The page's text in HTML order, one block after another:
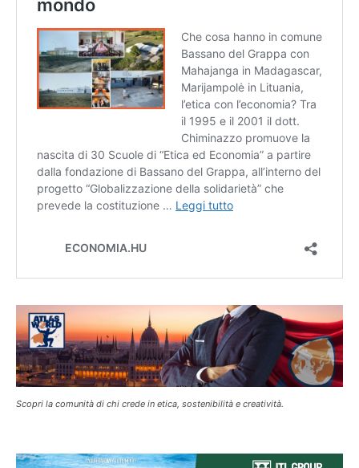
Scopri la comunità di chi crede in etica, sostenibilità e creatività.